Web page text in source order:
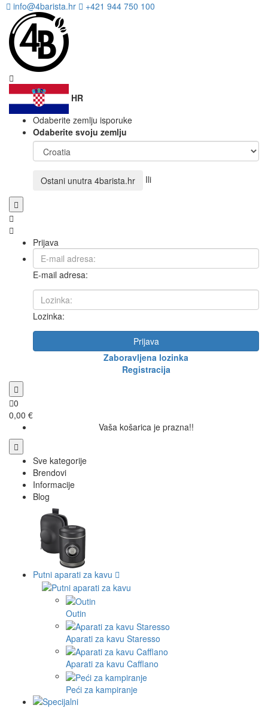
info@4barista.hr +421 944 750 100
HR
Odaberite zemlju isporuke
Odaberite svoju zemlju
Ostani unutra 4barista.hr Ili
Prijava
E-mail adresa:
Lozinka:
Prijava
Zaboravljena lozinka
Registracija
0
0,00 €
Vaša košarica je prazna!!
Sve kategorije
Brendovi
Informacije
Blog
Putni aparati za kavu
Outin
Aparati za kavu Staresso
Aparati za kavu Cafflano
Peći za kampiranje